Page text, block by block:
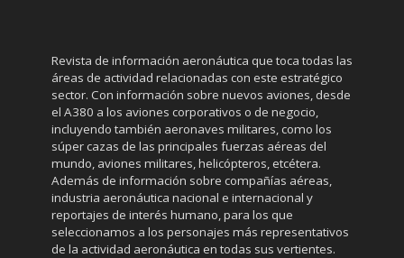
Revista de información aeronáutica que toca todas las
áreas de actividad relacionadas con este estratégico
sector. Con información sobre nuevos aviones, desde
el A380 a los aviones corporativos o de negocio,
incluyendo también aeronaves militares, como los
súper cazas de las principales fuerzas aéreas del
mundo, aviones militares, helicópteros, etcétera.
Además de información sobre compañías aéreas,
industria aeronáutica nacional e internacional y
reportajes de interés humano, para los que
seleccionamos a los personajes más representativos
de la actividad aeronáutica en todas sus vertientes.